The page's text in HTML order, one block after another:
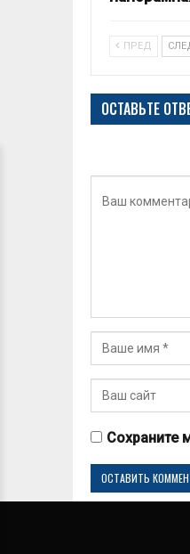
ПРЕД
ОСТАВЬТЕ
Сохраните